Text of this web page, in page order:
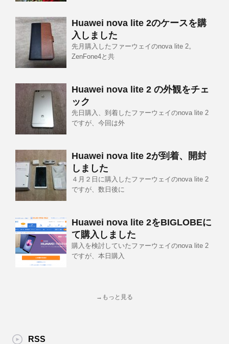
Huawei nova lite 2のケースを購
入しました
先月購入したファーウェイのnova lite 2。
ZenFone4と共
Huawei nova lite 2 の外観をチェ
ック
先日購入、到着したファーウェイのnova lite 2
ですが、今回は外
Huawei nova lite 2が到着、開封
しました
４月２日に購入したファーウェイのnova lite 2
ですが、数日後に
Huawei nova lite 2をBIGLOBEに
て購入しました
購入を検討していたファーウェイのnova lite 2
ですが、本日購入
→もっと見る
RSS